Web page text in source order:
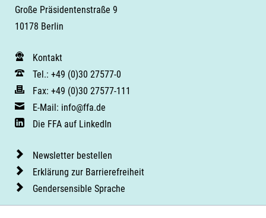
Große Präsidentenstraße 9
10178 Berlin
Kontakt
Tel.: +49 (0)30 27577-0
Fax: +49 (0)30 27577-111
E-Mail: info@ffa.de
Die FFA auf LinkedIn
Newsletter bestellen
Erklärung zur Barrierefreiheit
Gendersensible Sprache